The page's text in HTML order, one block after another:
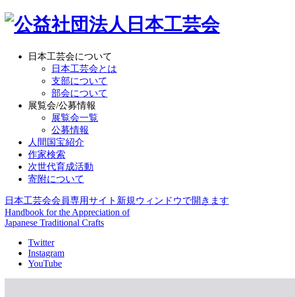
日本工芸会について
日本工芸会とは
支部について
部会について
展覧会/公募情報
展覧会一覧
公募情報
人間国宝紹介
作家検索
次世代育成活動
寄附について
日本工芸会会員専用サイト 新規ウィンドウで開きます
Handbook for the Appreciation of
Japanese Traditional Crafts
Twitter
Instagram
YouTube